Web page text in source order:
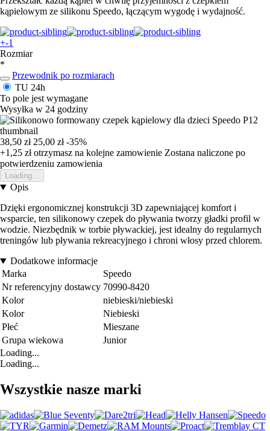
kąpielowym ze silikonu Speedo, łączącym wygodę i wydajność.
+-1
Rozmiar
*
Przewodnik po rozmiarach
TU 24h
To pole jest wymagane
Wysyłka w 24 godziny
38,50 zł 25,00 zł -35%
+1,25 złotrzymasz na kolejne zamowienie Zostana naliczone po
potwierdzeniu zamowienia
Loading...
Opis
Dzięki ergonomicznej konstrukcji 3D zapewniającej komfort i
wsparcie, ten silikonowy czepek do pływania tworzy gładki profil w
wodzie. Niezbędnik w torbie pływackiej, jest idealny do regularnych
treningów lub pływania rekreacyjnego i chroni włosy przed chlorem.
Dodatkowe informacje
Marka
Speedo
Nr referencyjny dostawcy 70990-8420
Kolor
niebieski/niebieski
Kolor
Niebieski
Płeć
Mieszane
Grupa wiekowa
Junior
Loading...
Loading...
Wszystkie nasze marki